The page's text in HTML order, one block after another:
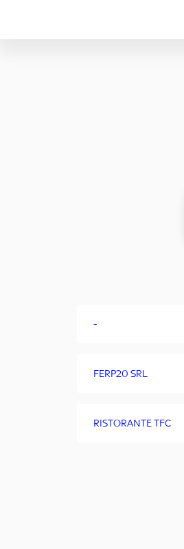
-
FERP20 SRL
RISTORANTE TFC